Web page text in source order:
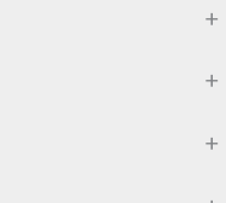
+
+
+